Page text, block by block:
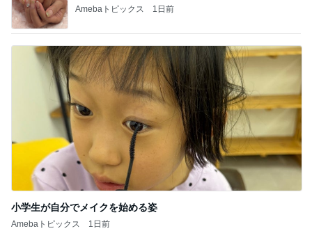
Amebaトピックス 1日前
小学生が自分でメイクを始める姿
Amebaトピックス 1日前